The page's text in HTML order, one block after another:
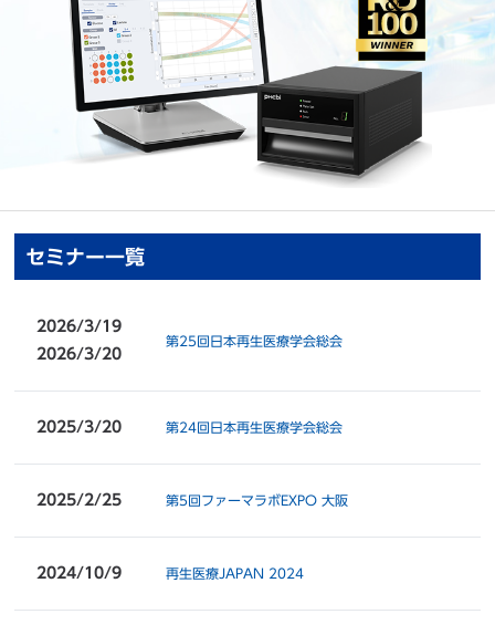
セミナー一覧
2026/3/19
2026/3/20
第25回日本再生医療学会総会
2025/3/20 第24回日本再生医療学会総会
2025/2/25 第5回ファーマラボEXPO 大阪
2024/10/9 再生医療JAPAN 2024